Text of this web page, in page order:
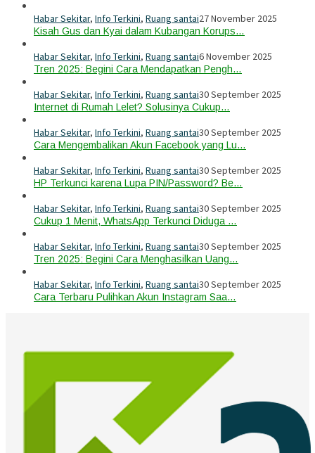
Habar Sekitar, Info Terkini, Ruang santai27 November 2025
Kisah Gus dan Kyai dalam Kubangan Korups…
Habar Sekitar, Info Terkini, Ruang santai6 November 2025
Tren 2025: Begini Cara Mendapatkan Pengh…
Habar Sekitar, Info Terkini, Ruang santai30 September 2025
Internet di Rumah Lelet? Solusinya Cukup…
Habar Sekitar, Info Terkini, Ruang santai30 September 2025
Cara Mengembalikan Akun Facebook yang Lu…
Habar Sekitar, Info Terkini, Ruang santai30 September 2025
HP Terkunci karena Lupa PIN/Password? Be…
Habar Sekitar, Info Terkini, Ruang santai30 September 2025
Cukup 1 Menit, WhatsApp Terkunci Diduga …
Habar Sekitar, Info Terkini, Ruang santai30 September 2025
Tren 2025: Begini Cara Menghasilkan Uang…
Habar Sekitar, Info Terkini, Ruang santai30 September 2025
Cara Terbaru Pulihkan Akun Instagram Saa…